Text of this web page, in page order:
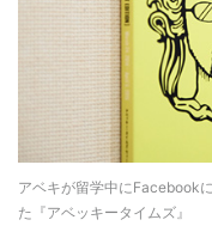
アベキが留学中にFacebook
た『アベッキータイムズ』